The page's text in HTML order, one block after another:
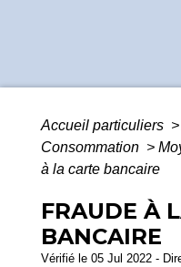
Accueil particuliers >
Consommation >
à la carte bancaire
FRAUDE À
BANCAIRE
Vérifié le 05 Jul 2022 -